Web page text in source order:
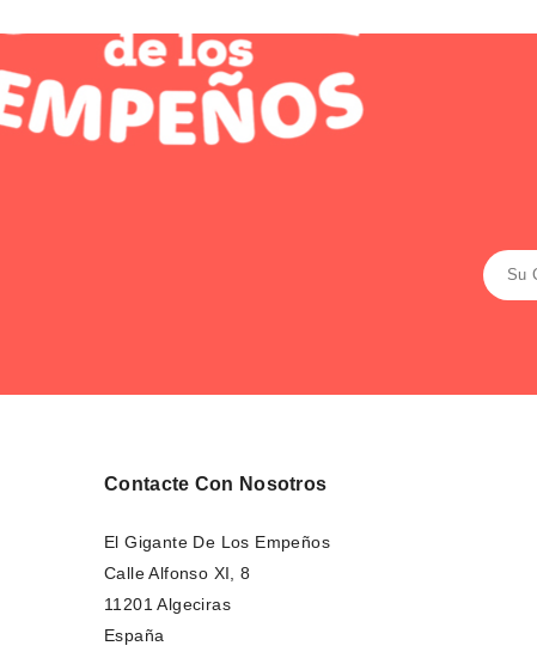
Contacte Con Nosotros
El Gigante De Los Empeños
Calle Alfonso XI, 8
11201 Algeciras
España